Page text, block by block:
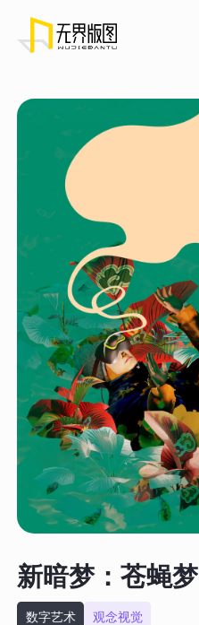
新暗梦：苍蝇梦
数字艺术 观念视觉